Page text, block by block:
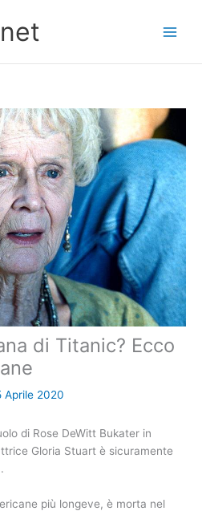
di Titanic? Ecco
Aprile 2020
di Rose DeWitt Bukater in
Gloria Stuart è sicuramente
più longeve, è morta nel